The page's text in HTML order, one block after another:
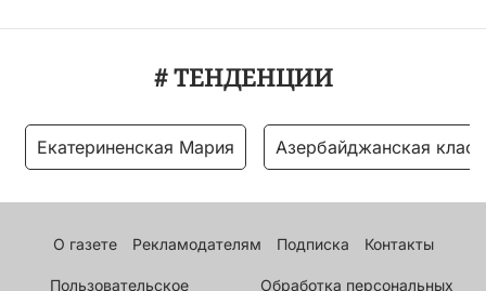
# ТЕНДЕНЦИИ
Екатериненская Мария Азербайджанская
О газете Рекламодателям Подписка Контакты
Пользовательское Обработка персональных